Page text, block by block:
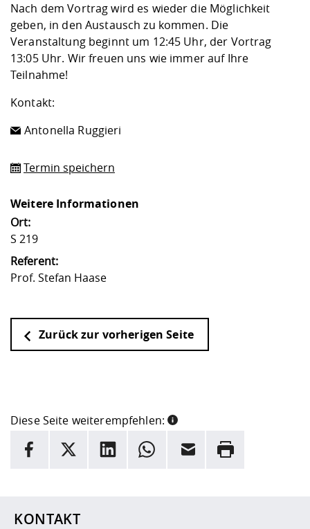
Vorbereitung
Studien- und
Studieren in
Lebenslagen
Career Service
Lehren,
Weiterbilden im
Formulare und
FIS -
Prototyping und
Kontakt &
Gremien und
Informatik/
Landbau/
Angebote für Unternehmen
Kontakt und Anfahrt
Qualitätssicherung
Nach dem Vortrag wird es wieder die Möglichkeit
geben, in den Austausch zu kommen. Die
Veranstaltung beginnt um 12:45 Uhr, der Vortrag
13:05 Uhr. Wir freuen uns wie immer auf Ihre
Teilnahme!
Kontakt:
Antonella Ruggieri
Termin speichern
Weitere Informationen
Ort:
S 219
Referent:
Prof. Stefan Haase
Zurück zur vorherigen Seite
Diese Seite weiterempfehlen:
INFORMATION
Facebook
X LinkedInWhatsappE-Mail Drucken
KONTAKT